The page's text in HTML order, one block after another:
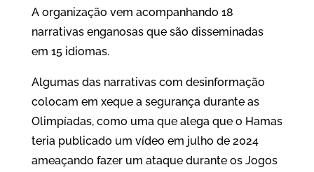
A organização vem acompanhando 18
narrativas enganosas que são disseminadas
em 15 idiomas.
Algumas das narrativas com desinformação
colocam em xeque a segurança durante as
Olimpíadas, como uma que alega que o Hamas
teria publicado um vídeo em julho de 2024
ameaçando fazer um ataque durante os Jogos